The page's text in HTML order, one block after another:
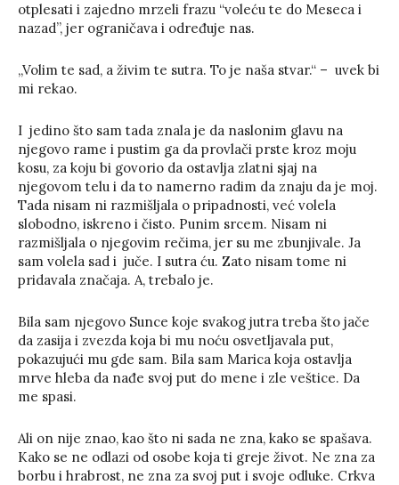
otplesati i zajedno mrzeli frazu “voleću te do Meseca i
nazad”, jer ograničava i određuje nas.
„Volim te sad, a živim te sutra. To je naša stvar.“ – uvek bi
mi rekao.
I jedino što sam tada znala je da naslonim glavu na
njegovo rame i pustim ga da provlači prste kroz moju
kosu, za koju bi govorio da ostavlja zlatni sjaj na
njegovom telu i da to namerno radim da znaju da je moj.
Tada nisam ni razmišljala o pripadnosti, već volela
slobodno, iskreno i čisto. Punim srcem. Nisam ni
razmišljala o njegovim rečima, jer su me zbunjivale. Ja
sam volela sad i juče. I sutra ću. Zato nisam tome ni
pridavala značaja. A, trebalo je.
Bila sam njegovo Sunce koje svakog jutra treba što jače
da zasija i zvezda koja bi mu noću osvetljavala put,
pokazujući mu gde sam. Bila sam Marica koja ostavlja
mrve hleba da nađe svoj put do mene i zle veštice. Da
me spasi.
Ali on nije znao, kao što ni sada ne zna, kako se spašava.
Kako se ne odlazi od osobe koja ti greje život. Ne zna za
borbu i hrabrost, ne zna za svoj put i svoje odluke. Crkva